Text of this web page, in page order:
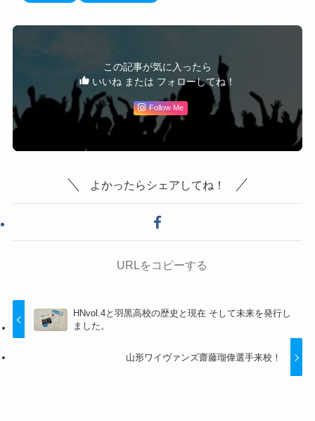
この記事が気に入ったら
いいね または フォローしてね！
Follow Me
よかったらシェアしてね！
URLをコピーする
HNvol.4と羽黒高校の歴史と現在 そして未来を発行し
ました。
山形ワイヴァンズ齋藤瑠偉選手来校！